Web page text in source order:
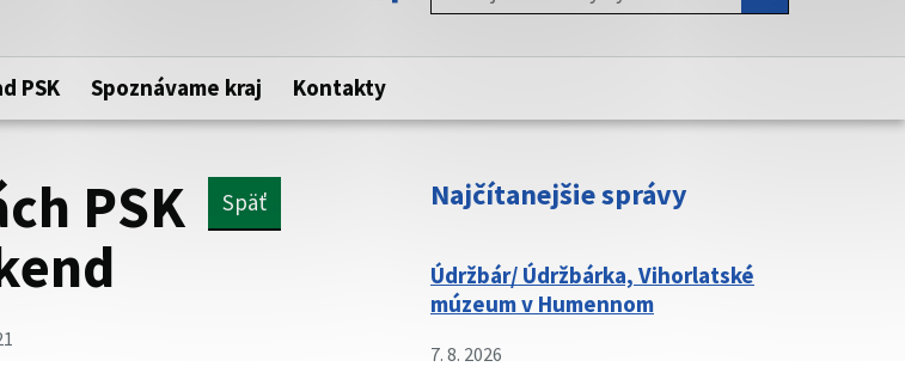
zabezpečenú webovú stránku. Zabezpečená stránka vždy začína
https:// pred názvom domény webového sídla.
PSK Spoznávame kraj Kontakty
PSK
Späť Najčítanejšie správy
Údržbár/ Údržbárka, Vihorlatské
múzeum v Humennom
7. 8. 2026